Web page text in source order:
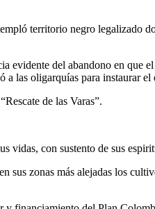
territorio negro legalizado
del abandono en que
las oligarquías para instaurar el
de las Varas”.
vidas, con sustento de sus
zonas más alejadas los